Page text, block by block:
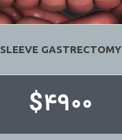
SLEEVE GASTRECTOMY
$4900